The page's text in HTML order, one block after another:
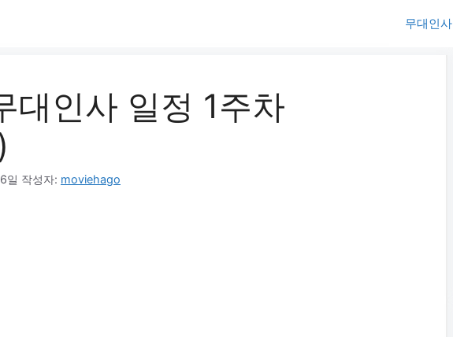
무대인사
대인사 일정 1주차
일 작성자: moviehago